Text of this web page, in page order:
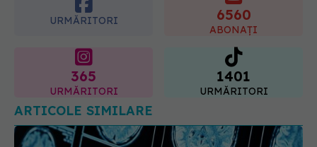
URMĂRITORI
1401
URMĂRITORI
ARTICOLE SIMILARE